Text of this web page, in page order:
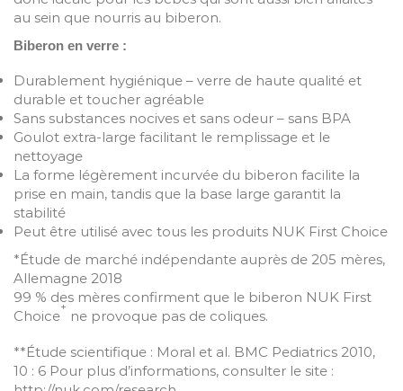
au sein que nourris au biberon.
Biberon en verre :
Durablement hygiénique – verre de haute qualité et
durable et toucher agréable
Sans substances nocives et sans odeur – sans BPA
Goulot extra-large facilitant le remplissage et le
nettoyage
La forme légèrement incurvée du biberon facilite la
prise en main, tandis que la base large garantit la
stabilité
Peut être utilisé avec tous les produits NUK First Choice
*Étude de marché indépendante auprès de 205 mères,
Allemagne 2018
99 % des mères confirment que le biberon NUK First
Choice
+
ne provoque pas de coliques.
**Étude scientifique : Moral et al. BMC Pediatrics 2010,
10 : 6 Pour plus d’informations, consulter le site :